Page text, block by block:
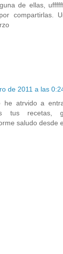
de ellas,
compartirlas.
de 2011 a las
he atrvido a
tus recetas,
saludo desde